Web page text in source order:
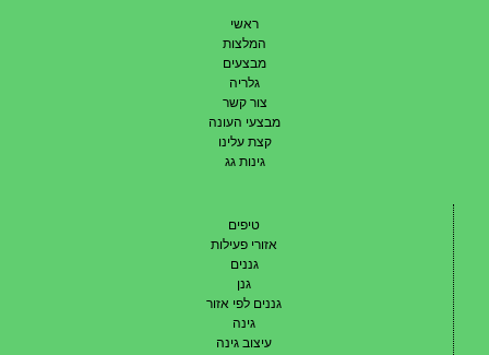
ראשי
המלצות
מבצעים
גלריה
צור קשר
מבצעי העונה
קצת עלינו
גינות גג
טיפים
אזורי פעילות
גננים
גנן
גננים לפי אזור
גינה
עיצוב גינה